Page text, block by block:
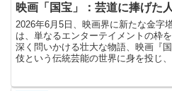
映画「国宝」：芸道に捧げた
2026年6月5日、映画界に新たな金字
は、単なるエンターテイメントの枠
深く問いかける壮大な物語、映画『
伎という伝統芸能の世界に身を投じ